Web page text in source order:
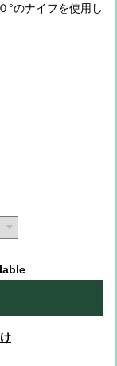
°のナイフを使用し